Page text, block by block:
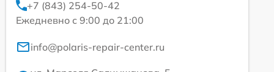
+7 (843) 254-50-42
Ежедневно с 9:00 до 21:00
info@polaris-repair-center.ru